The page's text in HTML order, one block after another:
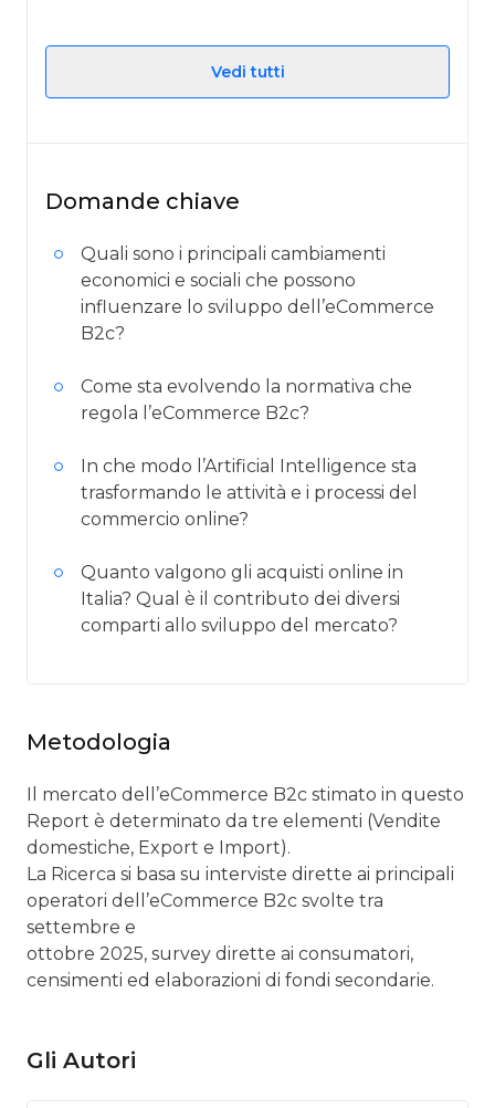
Vedi tutti
Domande chiave
Quali sono i principali cambiamenti
economici e sociali che possono
influenzare lo sviluppo dell’eCommerce
B2c?
Come sta evolvendo la normativa che
regola l’eCommerce B2c?
In che modo l’Artificial Intelligence sta
trasformando le attività e i processi del
commercio online?
Quanto valgono gli acquisti online in
Italia? Qual è il contributo dei diversi
comparti allo sviluppo del mercato?
Metodologia
Il mercato dell’eCommerce B2c stimato in questo
Report è determinato da tre elementi (Vendite
domestiche, Export e Import).
La Ricerca si basa su interviste dirette ai principali
operatori dell’eCommerce B2c svolte tra
settembre e
ottobre 2025, survey dirette ai consumatori,
censimenti ed elaborazioni di fondi secondarie.
Gli Autori